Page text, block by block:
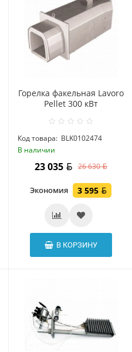
Горелка факельная Lavoro
Pellet 300 кВт
Код товара: BLK0102474
В наличии
23 035 26 630
Экономия 3 595
В КОРЗИНУ